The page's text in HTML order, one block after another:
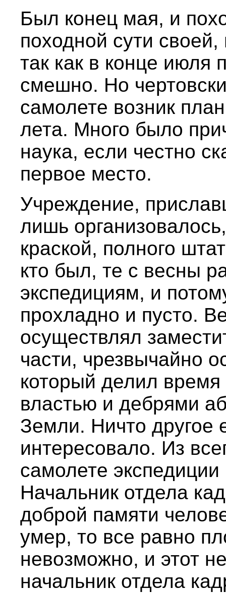
Был конец мая, и
походной сути
так как в конце июля
смешно. Но
самолете возник
лета. Много было
наука, если честно
первое место.
Учреждение,
лишь
краской, полного
кто был, те с весны
экспедициям, и
прохладно и пусто.
осуществлял
части, чрезвычайно
который делил
властью и дебрями
Земли. Ничто другое
интересовало. Из
самолете
Начальник отдела
доброй памяти
умер, то все равно
невозможно, и этот
начальник отдела